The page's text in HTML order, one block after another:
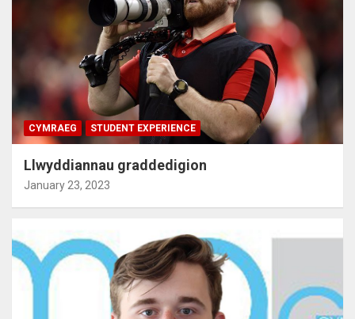
CYMRAEG STUDENT EXPERIENCE
Llwyddiannau graddedigion
January 23, 2023